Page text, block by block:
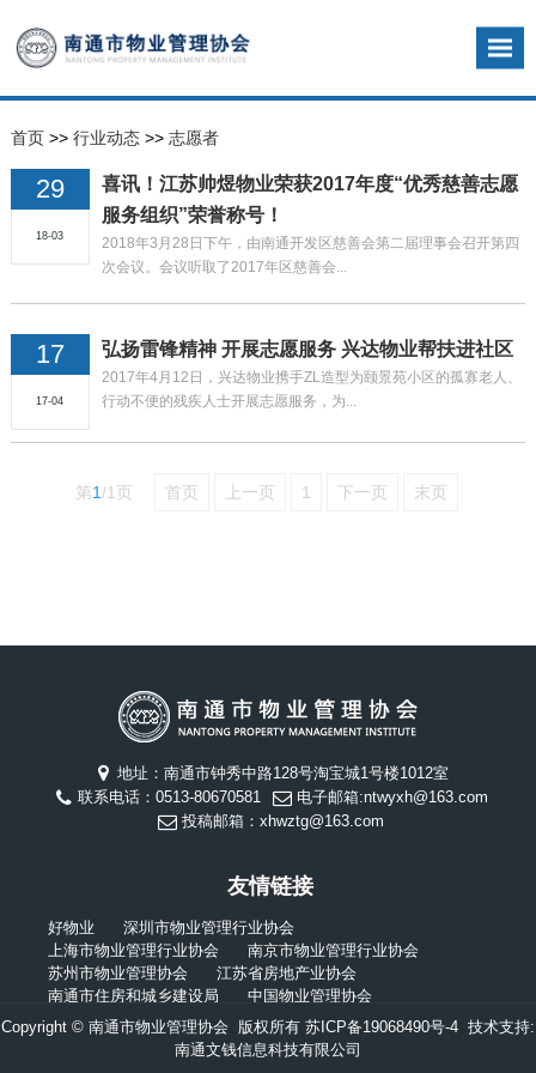
首页>> 行业动态>> 志愿者
29
18-03
喜讯！江苏帅煜物业荣获2017年度“优秀慈善志愿
服务组织”荣誉称号！
2018年3月28日下午，由南通开发区慈善会第二届理事会召开第四
次会议。会议听取了2017年区慈善会...
17
17-04
弘扬雷锋精神 开展志愿服务 兴达物业帮扶进社区
2017年4月12日，兴达物业携手ZL造型为颐景苑小区的孤寡老人、
行动不便的残疾人士开展志愿服务，为...
第1/1 页 首页 上一页 1 下一页 末页
地址：南通市钟秀中路128号淘宝城1号楼1012室
联系电话：0513-80670581
电子邮箱:ntwyxh@163.com
投稿邮箱：xhwztg@163.com
友情链接
好物业
深圳市物业管理行业协会
上海市物业管理行业协会
南京市物业管理行业协会
苏州市物业管理协会
江苏省房地产业协会
南通市住房和城乡建设局
中国物业管理协会
Copyright © 南通市物业管理协会 版权所有 苏ICP备19068490号-4 技术支持:
南通文钱信息科技有限公司